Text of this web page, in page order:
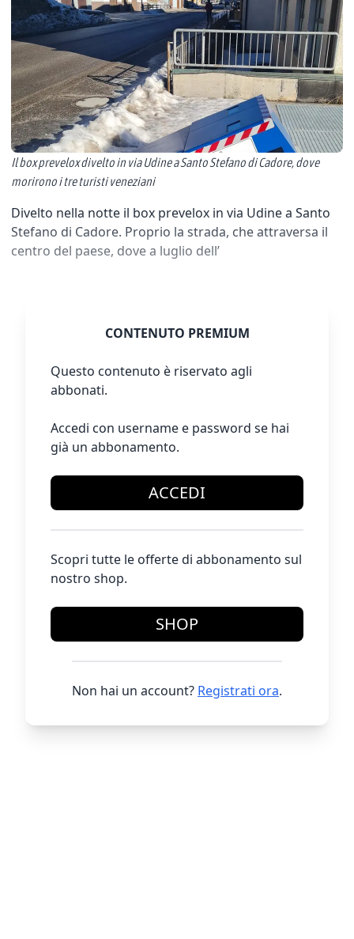
Il box prevelox divelto in via Udine a Santo Stefano di Cadore, dove
morirono i tre turisti veneziani
Divelto nella notte il box prevelox in via Udine a Santo
Stefano di Cadore. Proprio la strada, che attraversa il
centro del paese, dove a luglio dell’
CONTENUTO PREMIUM
Questo contenuto è riservato agli
abbonati.
Accedi con username e password se hai
già un abbonamento.
ACCEDI
Scopri tutte le offerte di abbonamento sul
nostro shop.
SHOP
Non hai un account? Registrati ora.